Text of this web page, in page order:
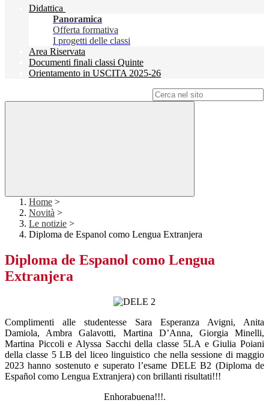
Didattica
Panoramica
Offerta formativa
I progetti delle classi
Area Riservata
Documenti finali classi Quinte
Orientamento in USCITA 2025-26
Home >
Novità >
Le notizie >
Diploma de Espanol como Lengua Extranjera
Diploma de Espanol como Lengua
Extranjera
Complimenti alle studentesse Sara Esperanza Avigni, Anita
Damiola, Ambra Galavotti, Martina D’Anna, Giorgia Minelli,
Martina Piccoli e Alyssa Sacchi della classe 5LA e Giulia Poiani
della classe 5 LB del liceo linguistico che nella sessione di maggio
2023 hanno sostenuto e superato l’esame DELE B2 (Diploma de
Español como Lengua Extranjera) con brillanti risultati!!!
Enhorabuena!!!.